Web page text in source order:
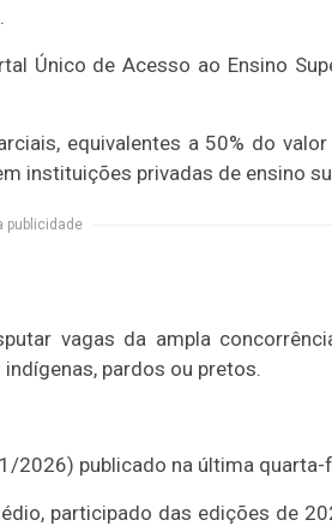
Único de Acesso ao Ensino
equivalentes a 50% do
instituições privadas de ensino
publicidade
vagas da ampla
pardos ou pretos.
publicado na última quarta-
participado das edições de